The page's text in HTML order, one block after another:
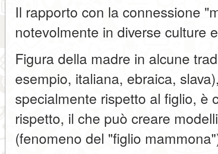
Il rapporto con la connessione
notevolmente in diverse culture
Figura della madre in alcune
esempio, italiana, ebraica,
specialmente rispetto al figlio, è
rispetto, il che può creare
(fenomeno del "figlio